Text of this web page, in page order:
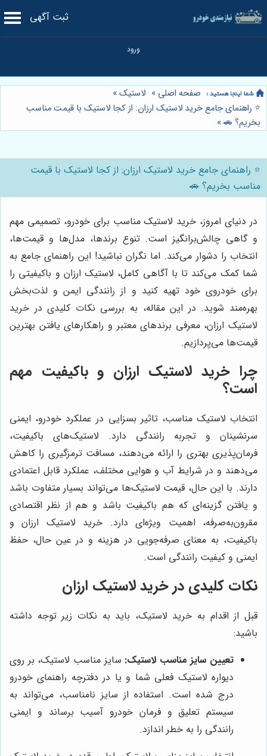
ثبت آگهی
صفحه اصلی » لاستیک»
⭐️ راهنمای جامع خرید لاستیک ارزان: از کجا لاستیک با قیمت مناسب
بخریم؟ 🚗»
⭐️ راهنمای جامع خرید لاستیک ارزان: از کجا لاستیک با قیمت
مناسب بخریم؟ 🚗
در دنیای امروز، خرید لاستیک مناسب برای خودرو، تصمیمی مهم
و گاهی چالش‌برانگیز است. تنوع برندها، مدل‌ها و قیمت‌ها،
انتخاب را دشوار می‌کند. اما نگران نباشید! این راهنمای جامع به
شما کمک می‌کند تا با آگاهی کامل، لاستیک ارزان و باکیفیتی را
برای خودروی خود تهیه کنید و از رانندگی ایمن و لذت‌بخش
بهره‌مند شوید. در این مقاله، به بررسی نکات کلیدی در خرید
لاستیک ارزان، معرفی برندهای معتبر و راهکارهای یافتن بهترین
قیمت‌ها می‌پردازیم.
چرا خرید لاستیک ارزان و باکیفیت مهم
است؟
انتخاب لاستیک مناسب، تاثیر بسزایی در عملکرد خودرو، ایمنی
سرنشینان و تجربه رانندگی دارد. لاستیک‌های باکیفیت،
فرمان‌پذیری بهتری را ارائه می‌دهند، مسافت ترمزگیری را کاهش
می‌دهند و در شرایط آب و هوایی مختلف، عملکرد قابل اعتمادی
دارند. با این حال، قیمت لاستیک‌ها می‌تواند بسیار متفاوت باشد
و یافتن گزینه‌ای که هم باکیفیت باشد و هم از نظر اقتصادی
مقرون‌به‌صرفه، اهمیت ویژه‌ای دارد. خرید لاستیک ارزان و
باکیفیت، به معنای صرفه‌جویی در هزینه و در عین حال، حفظ
ایمنی و کیفیت رانندگی است.
نکات کلیدی در خرید لاستیک ارزان
قبل از اقدام به خرید لاستیک، باید به نکات زیر توجه داشته
باشید:
تعیین سایز مناسب لاستیک: سایز مناسب لاستیک، بر روی
دیواره لاستیک فعلی شما و یا در دفترچه راهنمای خودرو
درج شده است. استفاده از سایز نامناسب، می‌تواند به
سیستم تعلیق و فرمان خودرو آسیب برساند و ایمنی
رانندگی را به خطر اندازد.